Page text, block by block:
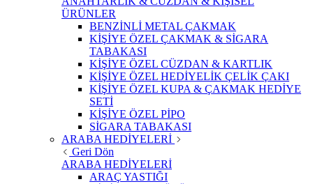
ÜRÜNLER
BENZİNLİ METAL ÇAKMAK
KİŞİYE ÖZEL ÇAKMAK & SİGARA
TABAKASI
KİŞİYE ÖZEL CÜZDAN & KARTLIK
KİŞİYE ÖZEL HEDİYELİK ÇELİK ÇAKI
KİŞİYE ÖZEL KUPA & ÇAKMAK HEDİYE
SETİ
KİŞİYE ÖZEL PİPO
SİGARA TABAKASI
ARABA HEDİYELERİ
Geri Dön
ARABA HEDİYELERİ
ARAÇ YASTIĞI